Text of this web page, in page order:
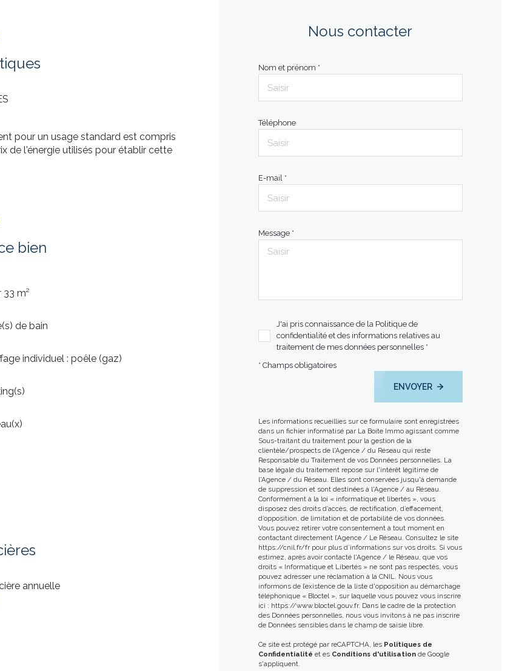
pour un usage standard est compris
de l'énergie utilisés pour établir cette
bien
33 m²
de bain
individuel : poêle (gaz)
annuelle
Nous contacter
Nom et prénom *
Téléphone
E-mail *
Message *
J'ai pris connaissance de la Politique de
confidentialité et des informations relatives au
traitement de mes données personnelles *
* Champs obligatoires
ENVOYER
Les informations recueillies sur ce formulaire sont enregistrées
dans un fichier informatisé par La Boite Immo agissant comme
Sous-traitant du traitement pour la gestion de la
clientèle/prospects de l'Agence / du Réseau qui reste
Responsable du Traitement de vos Données personnelles. La
base légale du traitement repose sur l'intérêt légitime de
l'Agence / du Réseau. Elles sont conservées jusqu'à demande
de suppression et sont destinées à l'Agence / au Réseau.
Conformément à la loi « informatique et libertés », vous
disposez des droits d’accès, de rectification, d’effacement,
d’opposition, de limitation et de portabilité de vos données.
Vous pouvez retirer votre consentement à tout moment en
contactant directement l’Agence / Le Réseau. Consultez le site
https://cnil.fr/frpour plus d’informations sur vos droits. Si vous
estimez, après avoir contacté l'Agence / le Réseau, que vos
droits « Informatique et Libertés » ne sont pas respectés, vous
pouvez adresser une réclamation à la CNIL. Nous vous
informons de l’existence de la liste d'opposition au démarchage
téléphonique « Bloctel », sur laquelle vous pouvez vous inscrire
ici : https://www.bloctel.gouv.fr. Dans le cadre de la protection
des Données personnelles, nous vous invitons à ne pas inscrire
de Données sensibles dans le champ de saisie libre.
Ce site est protégé par reCAPTCHA, les Politiques de
Confidentialité et es Conditions d'utilisationde Google
s'appliquent.